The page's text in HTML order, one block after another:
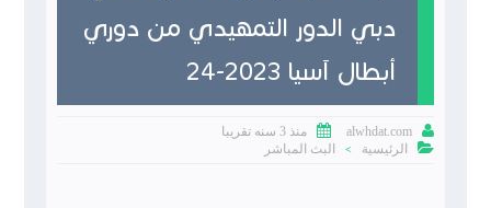
دبي الدور التمهيدي من دوري
أبطال آسيا 2023-24

alwhdat.com

منذ 3 سنه تقريبا

الرئيسية > البث المباشر